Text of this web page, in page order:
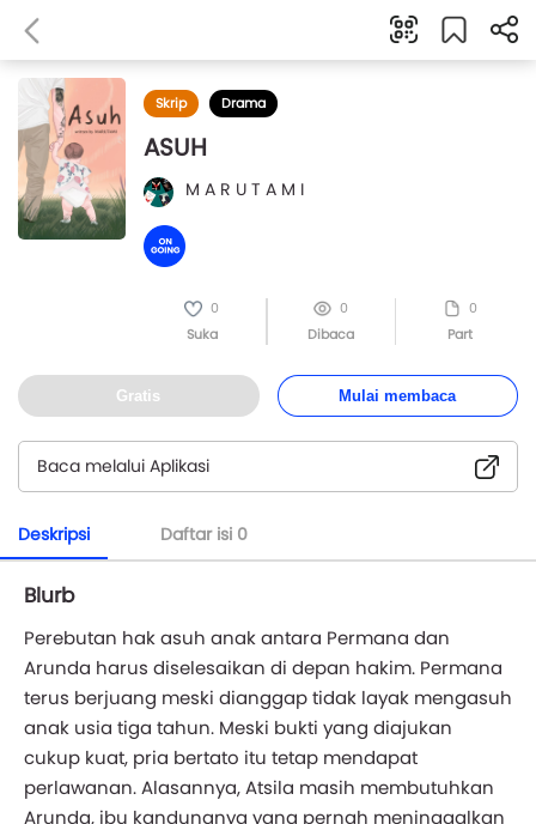
Skrip Drama
ASUH
M A R U T A M I
0
Suka
0
Dibaca
0
Part
Gratis Mulai membaca
Baca melalui Aplikasi
Deskripsi Daftar isi 0
Blurb
Perebutan hak asuh anak antara Permana dan
Arunda harus diselesaikan di depan hakim. Permana
terus berjuang meski dianggap tidak layak mengasuh
anak usia tiga tahun. Meski bukti yang diajukan
cukup kuat, pria bertato itu tetap mendapat
perlawanan. Alasannya, Atsila masih membutuhkan
Arunda, ibu kandungnya yang pernah meninggalkan